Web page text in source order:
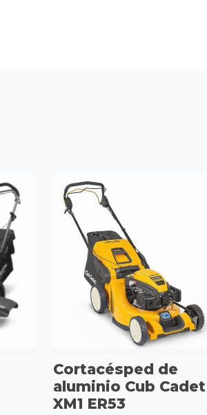
Cortacésped de
aluminio Cub Cadet
XM1 ER53